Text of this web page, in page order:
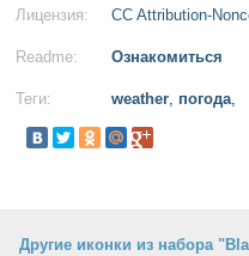
Лицензия: CC Attribution-
Readme: Ознакомиться
Теги: weather, погода,
Другие иконки из набора